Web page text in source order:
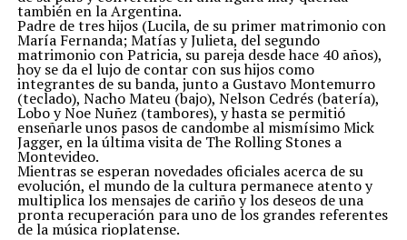
también en la Argentina.
Padre de tres hijos (Lucila, de su primer matrimonio con
María Fernanda; Matías y Julieta, del segundo
matrimonio con Patricia, su pareja desde hace 40 años),
hoy se da el lujo de contar con sus hijos como
integrantes de su banda, junto a Gustavo Montemurro
(teclado), Nacho Mateu (bajo), Nelson Cedrés (batería),
Lobo y Noe Nuñez (tambores), y hasta se permitió
enseñarle unos pasos de candombe al mismísimo Mick
Jagger, en la última visita de The Rolling Stones a
Montevideo.
Mientras se esperan novedades oficiales acerca de su
evolución, el mundo de la cultura permanece atento y
multiplica los mensajes de cariño y los deseos de una
pronta recuperación para uno de los grandes referentes
de la música rioplatense.